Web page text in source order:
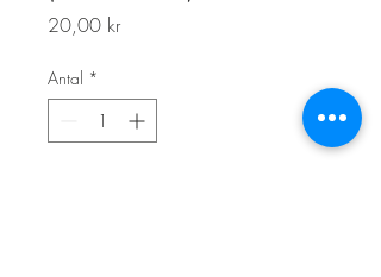
20,00 krPris
Antal *